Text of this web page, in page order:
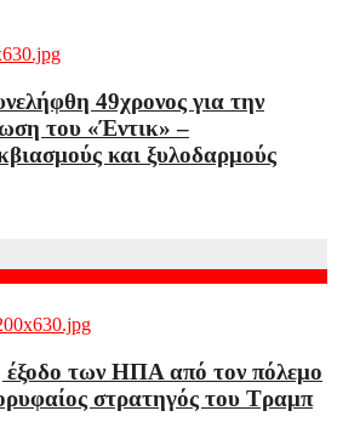
49χρονος για την
του «Έντικ» –
και ξυλοδαρμούς
των ΗΠΑ από τον πόλεμο
στρατηγός του Τραμπ